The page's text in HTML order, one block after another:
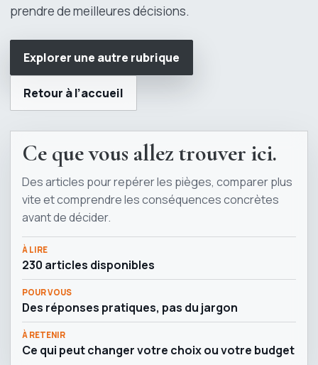
prendre de meilleures décisions.
Explorer une autre rubrique
Retour à l’accueil
Ce que vous allez trouver ici.
Des articles pour repérer les pièges, comparer plus
vite et comprendre les conséquences concrètes
avant de décider.
À LIRE
230 articles disponibles
POUR VOUS
Des réponses pratiques, pas du jargon
À RETENIR
Ce qui peut changer votre choix ou votre budget